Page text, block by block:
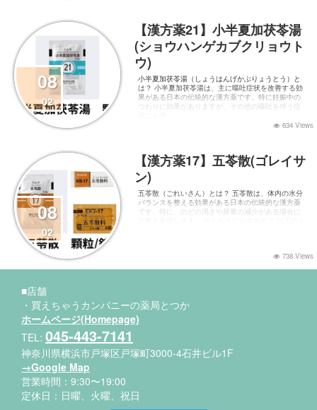
08
02
【漢方薬21】小半夏加茯苓湯
(ショウハンゲカブクリョウト
ウ)
634 Views
小半夏加茯苓湯（しょうはんげかぶりょうとう）と
は？ 小半夏加茯苓湯は、主に嘔吐症状を改善する効
果がある日本の伝統的な漢方薬です。特に妊娠中の
つわりに効果がありますが、その他の嘔吐を伴う症
08
02
【漢方薬17】五苓散(ゴレイサ
ン)
738 Views
五苓散（ごれいさん）とは？ 五苓散は、体内の水分
バランスを整える効果がある日本の伝統的な漢方薬
です。特に、のどの渇きや尿量の減少がある場合に
■店舗
・買えちゃうカンパニーの薬局とつか
ホームページ(Homepage)
TEL: 045-443-7141
神奈川県横浜市戸塚区戸塚町3000-4石井ビル1F
→Google Map
営業時間：9:30〜19:00
定休日：日曜、火曜、祝日